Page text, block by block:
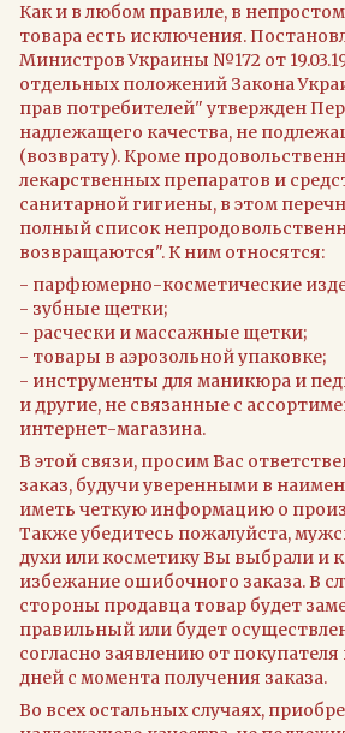
Как и в любом правиле, в
товара есть исключения.
Министров Украины №172 от
отдельных положений Закона
прав потребителей" утвержден
надлежащего качества, не
(возврату). Кроме
лекарственных препаратов и
санитарной гигиены, в этом
полный список
возвращаются". К ним относятся:
- парфюмерно-косметические
- зубные щетки;
- расчески и массажные щетки;
- товары в аэрозольной упаковке;
- инструменты для маникюра и
и другие, не связанные с
интернет-магазина.
В этой связи, просим Вас
заказ, будучи уверенными в
иметь четкую информацию о
Также убедитесь пожалуйста,
духи или косметику Вы выбрали и
избежание ошибочного заказа. В
стороны продавца товар будет
правильный или будет
согласно заявлению от покупателя
дней с момента получения заказа.
Во всех остальных случаях,